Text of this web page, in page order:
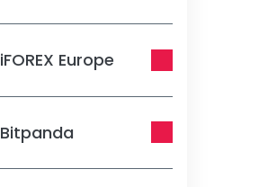
iFOREX Europe
Bitpanda